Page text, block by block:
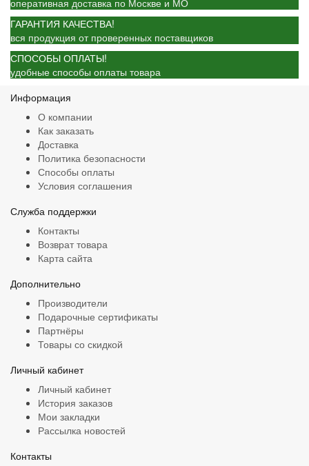
оперативная доставка по Москве и МО
ГАРАНТИЯ КАЧЕСТВА!
вся продукция от проверенных поставщиков
СПОСОБЫ ОПЛАТЫ!
удобные способы оплаты товара
Информация
О компании
Как заказать
Доставка
Политика безопасности
Способы оплаты
Условия соглашения
Служба поддержки
Контакты
Возврат товара
Карта сайта
Дополнительно
Производители
Подарочные сертификаты
Партнёры
Товары со скидкой
Личный кабинет
Личный кабинет
История заказов
Мои закладки
Рассылка новостей
Контакты